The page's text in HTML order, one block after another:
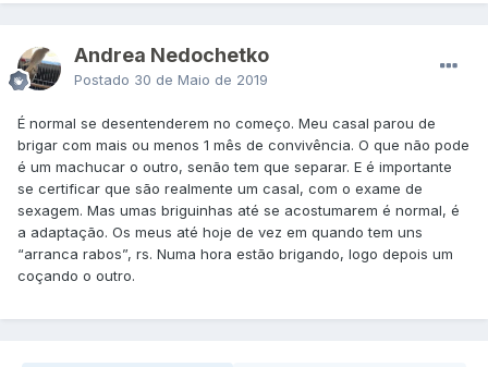
Andrea Nedochetko
Postado 30 de Maio de 2019
É normal se desentenderem no começo. Meu casal parou de
brigar com mais ou menos 1 mês de convivência. O que não pode
é um machucar o outro, senão tem que separar. E é importante
se certificar que são realmente um casal, com o exame de
sexagem. Mas umas briguinhas até se acostumarem é normal, é
a adaptação. Os meus até hoje de vez em quando tem uns
“arranca rabos”, rs. Numa hora estão brigando, logo depois um
coçando o outro.